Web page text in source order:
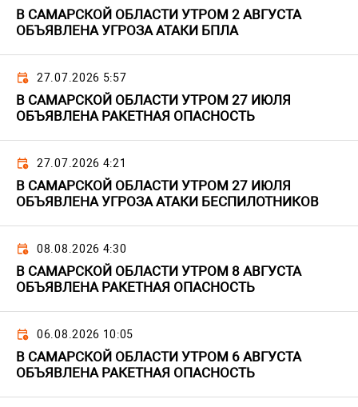
В САМАРСКОЙ ОБЛАСТИ УТРОМ 2 АВГУСТА
ОБЪЯВЛЕНА УГРОЗА АТАКИ БПЛА
27.07.2026 5:57
В САМАРСКОЙ ОБЛАСТИ УТРОМ 27 ИЮЛЯ
ОБЪЯВЛЕНА РАКЕТНАЯ ОПАСНОСТЬ
27.07.2026 4:21
В САМАРСКОЙ ОБЛАСТИ УТРОМ 27 ИЮЛЯ
ОБЪЯВЛЕНА УГРОЗА АТАКИ БЕСПИЛОТНИКОВ
08.08.2026 4:30
В САМАРСКОЙ ОБЛАСТИ УТРОМ 8 АВГУСТА
ОБЪЯВЛЕНА РАКЕТНАЯ ОПАСНОСТЬ
06.08.2026 10:05
В САМАРСКОЙ ОБЛАСТИ УТРОМ 6 АВГУСТА
ОБЪЯВЛЕНА РАКЕТНАЯ ОПАСНОСТЬ